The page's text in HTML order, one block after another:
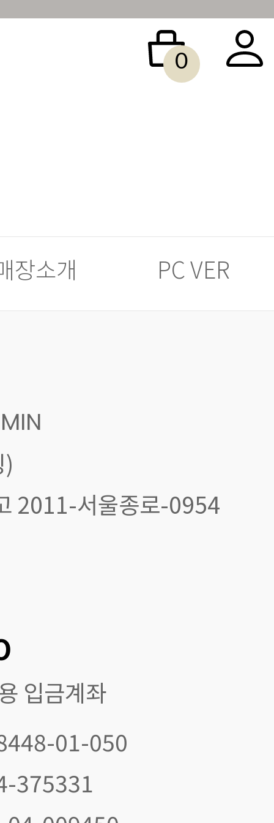
0
장소개 PC VER
2011-서울종로-0954
입금계좌
01-050
375331